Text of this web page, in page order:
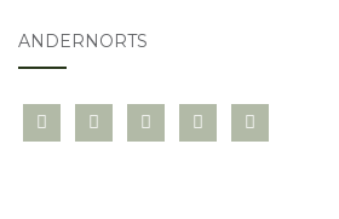
ANDERNORTS
bloglovininstagramtwitter pinterest
mail